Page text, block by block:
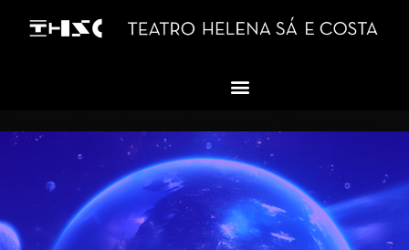
Desabafos de um Futuro